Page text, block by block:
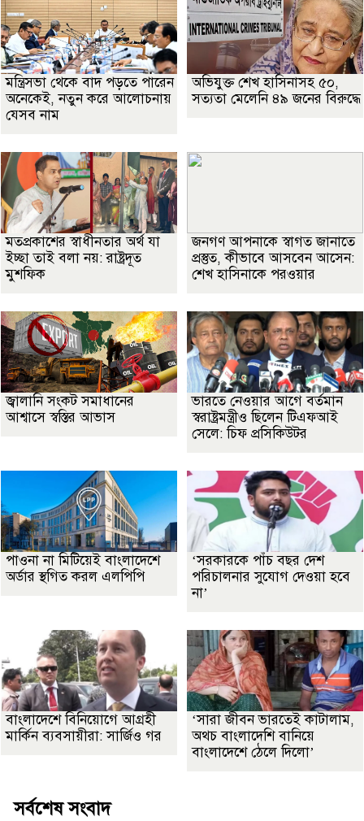
মন্ত্রিসভা থেকে বাদ পড়তে পারেন
অনেকেই, নতুন করে আলোচনায়
যেসব নাম
অভিযুক্ত শেখ হাসিনাসহ ৫০,
সত্যতা মেলেনি ৪৯ জনের বিরুদ্ধে
মতপ্রকাশের স্বাধীনতার অর্থ যা
ইচ্ছা তাই বলা নয়: রাষ্ট্রদূত
মুশফিক
জনগণ আপনাকে স্বাগত জানাতে
প্রস্তুত, কীভাবে আসবেন আসেন:
শেখ হাসিনাকে পরওয়ার
জ্বালানি সংকট সমাধানের
আশ্বাসে স্বস্তির আভাস
ভারতে নেওয়ার আগে বর্তমান
স্বরাষ্ট্রমন্ত্রীও ছিলেন টিএফআই
সেলে: চিফ প্রসিকিউটর
পাওনা না মিটিয়েই বাংলাদেশে
অর্ডার স্থগিত করল এলপিপি
‘সরকারকে পাঁচ বছর দেশ
পরিচালনার সুযোগ দেওয়া হবে
না’
বাংলাদেশে বিনিয়োগে আগ্রহী
মার্কিন ব্যবসায়ীরা: সার্জিও গর
‘সারা জীবন ভারতেই কাটালাম,
অথচ বাংলাদেশি বানিয়ে
বাংলাদেশে ঠেলে দিলো’
সর্বশেষ সংবাদ